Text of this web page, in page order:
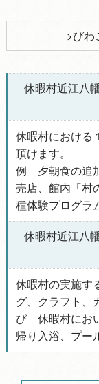
びわ
休暇村近江八
休暇村における
頂
例 夕朝食の追
売店、館内「村
種体験プログ
休暇村近江八
休暇村の実施す
グ、クラフト、
び 休暇村にお
帰り入浴、プー